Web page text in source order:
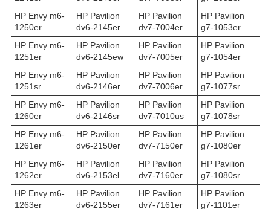
HP Envy m6-
1250er
HP Pavilion
dv6-2145er
HP Pavilion
dv7-7004er
HP Pavilion
g7-1053er
HP Envy m6-
1251er
HP Pavilion
dv6-2145ew
HP Pavilion
dv7-7005er
HP Pavilion
g7-1054er
HP Envy m6-
1251sr
HP Pavilion
dv6-2146er
HP Pavilion
dv7-7006er
HP Pavilion
g7-1077sr
HP Envy m6-
1260er
HP Pavilion
dv6-2146sr
HP Pavilion
dv7-7010us
HP Pavilion
g7-1078sr
HP Envy m6-
1261er
HP Pavilion
dv6-2150er
HP Pavilion
dv7-7150er
HP Pavilion
g7-1080er
HP Envy m6-
1262er
HP Pavilion
dv6-2153el
HP Pavilion
dv7-7160er
HP Pavilion
g7-1080sr
HP Envy m6-
1263er
HP Pavilion
dv6-2155er
HP Pavilion
dv7-7161er
HP Pavilion
g7-1101er